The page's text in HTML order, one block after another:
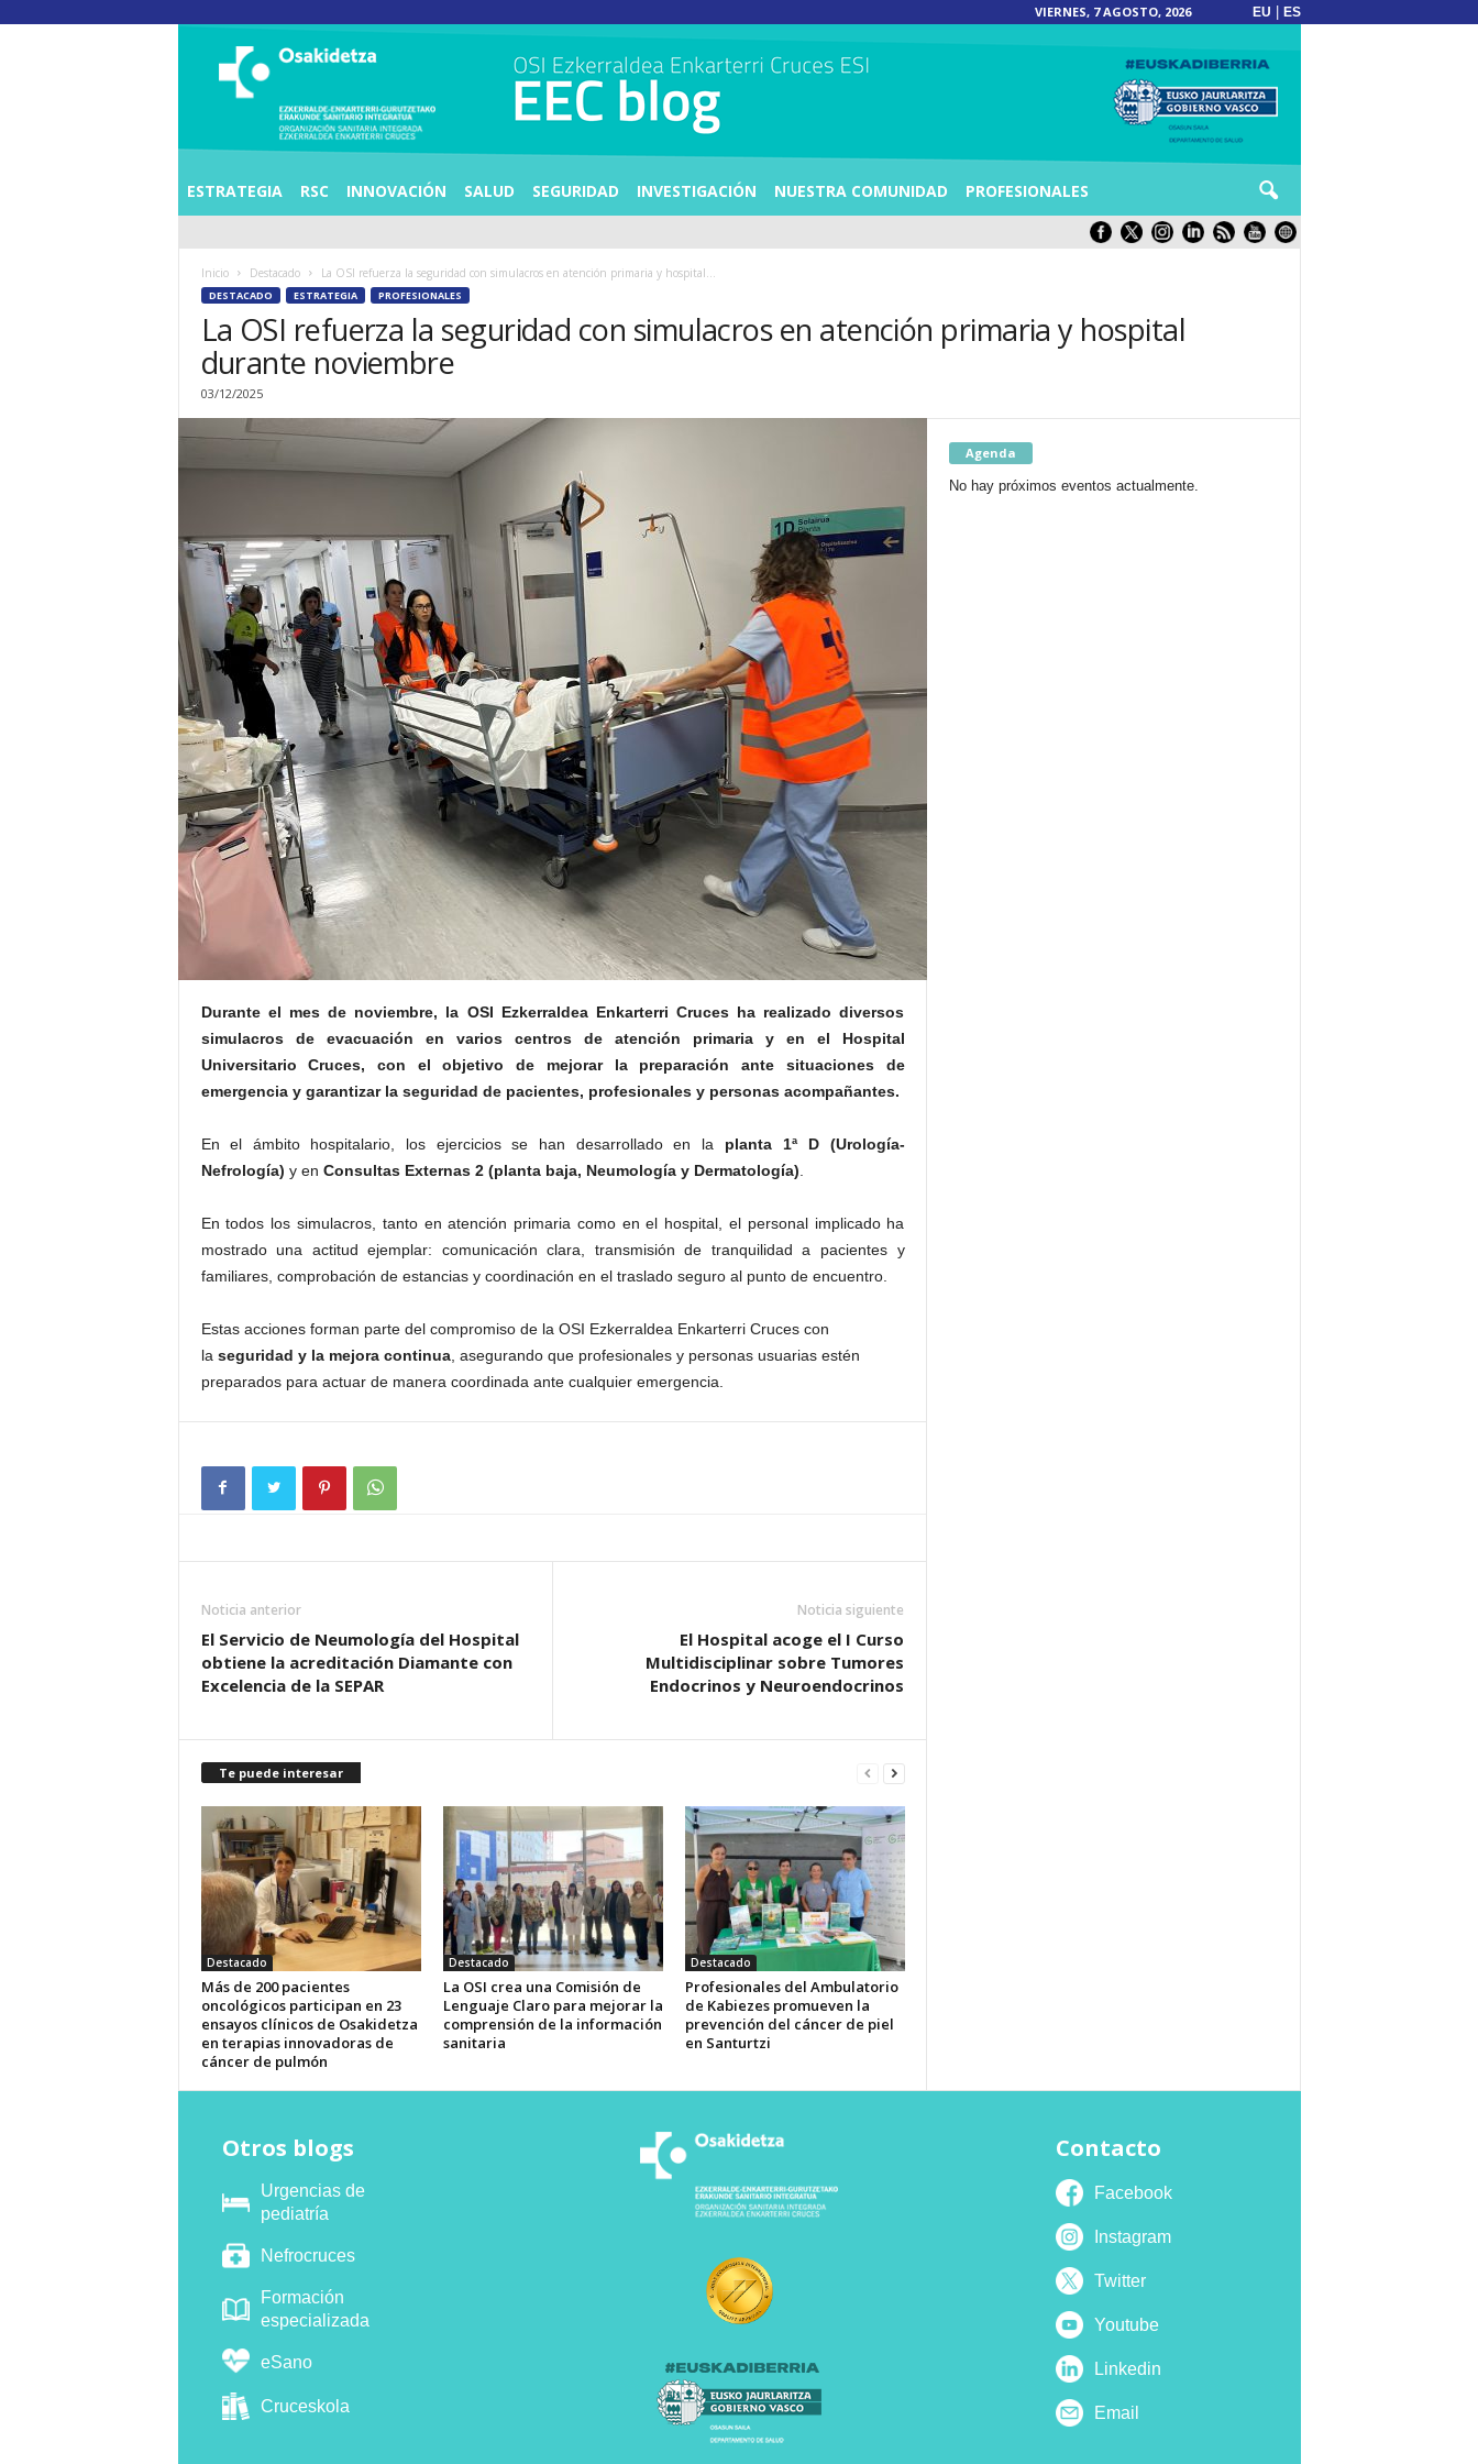
VIERNES, 7 AGOSTO, 2026 EU ES
A
A
R
C
R
U
C
E
S
ESTRATEGIA RSC INNOVACIÓN SALUD SEGURIDAD INVESTIGACIÓN NUESTRA COMUNIDAD PROFESIONALES
Inicio Destacado La OSI refuerza la seguridad con simulacros en atención primaria y hospital...
DESTACADO ESTRATEGIA PROFESIONALES
La OSI refuerza la seguridad con simulacros en atención primaria y hospital
durante noviembre
03/12/2025
Durante el mes de noviembre, la OSI Ezkerraldea Enkarterri Cruces ha realizado diversos
simulacros de evacuación en varios centros de atención primaria y en el Hospital
Universitario Cruces, con el objetivo de mejorar la preparación ante situaciones de
emergencia y garantizar la seguridad de pacientes, profesionales y personas acompañantes.
En el ámbito hospitalario, los ejercicios se han desarrollado en la planta 1ª D (Urología-
Nefrología) y en Consultas Externas 2 (planta baja, Neumología y Dermatología)
En todos los simulacros, tanto en atención primaria como en el hospital, el personal implicado ha
mostrado una actitud ejemplar: comunicación clara, transmisión de tranquilidad a pacientes y
familiares, comprobación de estancias y coordinación en el traslado seguro al punto de encuentro.
Estas acciones forman parte del compromiso de la OSI Ezkerraldea Enkarterri Cruces con
la seguridad y la mejora continua, asegurando que profesionales y personas usuarias estén
preparados para actuar de manera coordinada ante cualquier emergencia.
Noticia anterior
El Servicio de Neumología del Hospital
obtiene la acreditación Diamante con
Excelencia de la SEPAR
Noticia siguiente
El Hospital acoge el I Curso
Multidisciplinar sobre Tumores
Endocrinos y Neuroendocrinos
Te puede interesar
Destacado
Más de 200 pacientes
oncológicos participan en 23
ensayos clínicos de Osakidetza
en terapias innovadoras de
cáncer de pulmón
Destacado
La OSI crea una Comisión de
Lenguaje Claro para mejorar la
comprensión de la información
sanitaria
Destacado
Profesionales del Ambulatorio
de Kabiezes promueven la
prevención del cáncer de piel
en Santurtzi
Agenda
No hay próximos eventos actualmente.
Otros blogs
Urgencias de
pediatría
Nefrocruces
Formación
especializada
eSano
Cruceskola
Contacto
Facebook
Instagram
Twitter
Youtube
Linkedin
Email